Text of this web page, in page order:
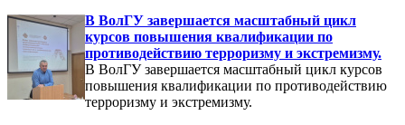
В ВолГУ завершается масштабный цикл
курсов повышения квалификации по
противодействию терроризму и экстремизму.
В ВолГУ завершается масштабный цикл курсов
повышения квалификации по противодействию
терроризму и экстремизму.